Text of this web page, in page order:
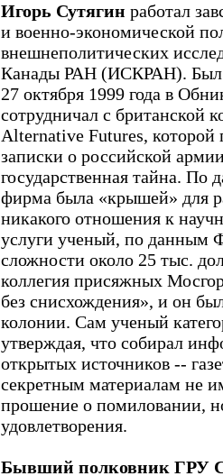
Игорь Сутягин работал
и военно-экономической
внешнеполитических
Канады РАН (ИСКРАН). Был
27 октября 1999 года в
сотрудничал с британской
Alternative Futures, которой
записки о российской
государственная тайна.
фирма была «крышей» для
никакого отношения к
услуги ученый, по данным
сложности около 25 тыс.
коллегия присяжных
без снисхождения», и он
колонии. Сам ученый
утверждая, что собирал
открытых источников --
секретным материалам не
прошение о помиловании,
удовлетворения.
Бывший полковник ГРУ